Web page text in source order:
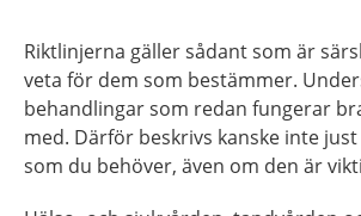
Riktlinjerna gäller sådant som är
veta för dem som bestämmer.
behandlingar som redan fungerar
med. Därför beskrivs kanske inte
som du behöver, även om den är